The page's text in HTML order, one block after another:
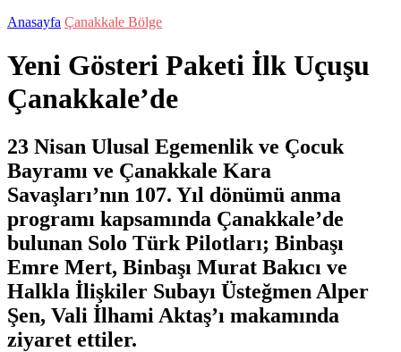
Anasayfa Çanakkale Bölge
Yeni Gösteri Paketi İlk Uçuşu
Çanakkale’de
23 Nisan Ulusal Egemenlik ve Çocuk
Bayramı ve Çanakkale Kara
Savaşları’nın 107. Yıl dönümü anma
programı kapsamında Çanakkale’de
bulunan Solo Türk Pilotları; Binbaşı
Emre Mert, Binbaşı Murat Bakıcı ve
Halkla İlişkiler Subayı Üsteğmen Alper
Şen, Vali İlhami Aktaş’ı makamında
ziyaret ettiler.